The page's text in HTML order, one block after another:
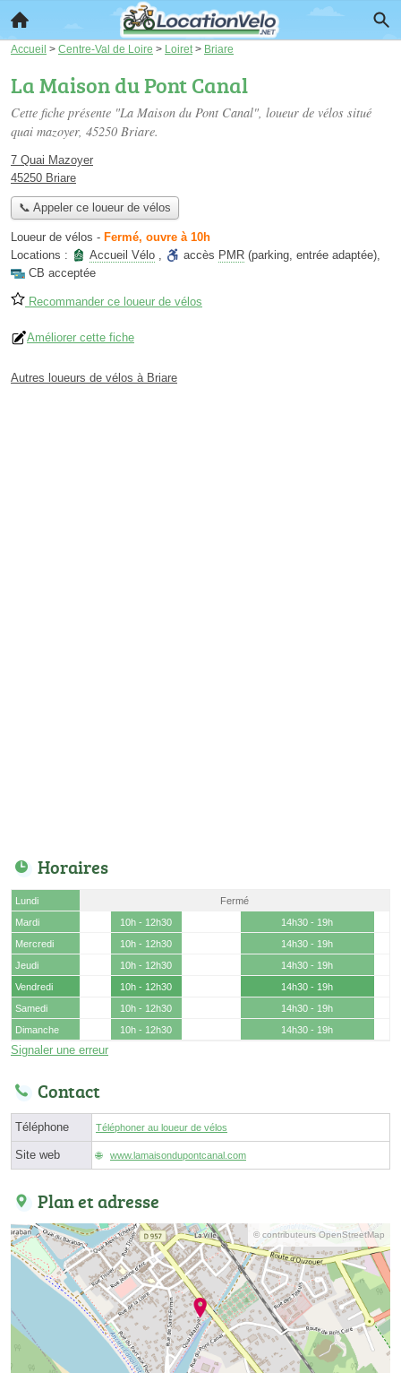
Accueil > Centre-Val de Loire > Loiret > Briare
La Maison du Pont Canal
Cette fiche présente "La Maison du Pont Canal", loueur de vélos situé
quai mazoyer, 45250 Briare.
7 Quai Mazoyer
45250 Briare
📞 Appeler ce loueur de vélos
Loueur de vélos - Fermé, ouvre à 10h
Locations :
Accueil Vélo , accès PMR (parking, entrée adaptée),
CB acceptée
Recommander ce loueur de vélos
Améliorer cette fiche
Autres loueurs de vélos à Briare
Horaires
Lundi
Fermé
Mardi
10h - 12h30
14h30 - 19h
Mercredi
10h - 12h30
14h30 - 19h
Jeudi
10h - 12h30
14h30 - 19h
Vendredi
10h - 12h30
14h30 - 19h
Samedi
10h - 12h30
14h30 - 19h
Dimanche
10h - 12h30 14h30 - 19h
Signaler une erreur
Contact
Téléphone Téléphoner au loueur de vélos
Site web www.lamaisondupontcanal.com
Plan et adresse
© contributeurs OpenStreetMap